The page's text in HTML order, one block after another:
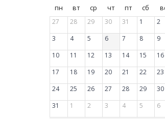
пн вт ср чт пт сб
27
28 29 30 31 1
2
3
4 5 6 7 8
9
10
11 12 13 14 15
16
17
18 19 20 21 22
23
24
25 26 27 28 29
30
31
1 2 3 4 5 6